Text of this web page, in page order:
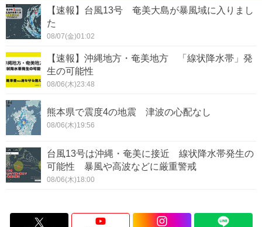
【速報】台風13号 奄美大島が暴風域に入りまし
た
08/07(金)01:02
【速報】沖縄地方・奄美地方 「線状降水帯」発
生の可能性
08/06(木)23:48
熊本県で震度4の地震 津波の心配なし
08/06(木)19:56
台風13号は沖縄・奄美に接近 線状降水帯発生の
可能性 暴風や高波などに厳重警戒
08/06(木)18:00